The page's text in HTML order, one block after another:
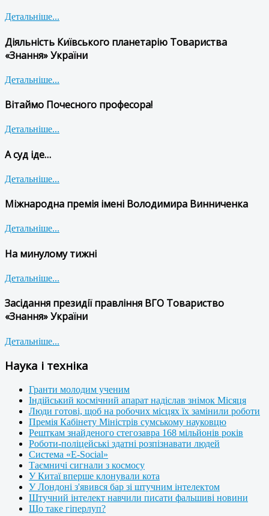
Детальніше...
Діяльність Київського планетарію Товариства
«Знання» України
Детальніше...
Вітаймо Почесного професора!
Детальніше...
А суд іде…
Детальніше...
Міжнародна премія імені Володимира Винниченка
Детальніше...
На минулому тижні
Детальніше...
Засідання президії правління ВГО Товариство
«Знання» України
Детальніше...
Наука і техніка
Гранти молодим ученим
Індійський космічний апарат надіслав знімок Місяця
Люди готові, щоб на робочих місцях їх замінили роботи
Премія Кабінету Міністрів сумському науковцю
Решткам знайденого стегозавра 168 мільйонів років
Роботи-поліцейські здатні розпізнавати людей
Система «E-Social»
Таємничі сигнали з космосу
У Китаї вперше клонували кота
У Лондоні з'явився бар зі штучним інтелектом
Штучний інтелект навчили писати фальшиві новини
Що таке гіперлуп?